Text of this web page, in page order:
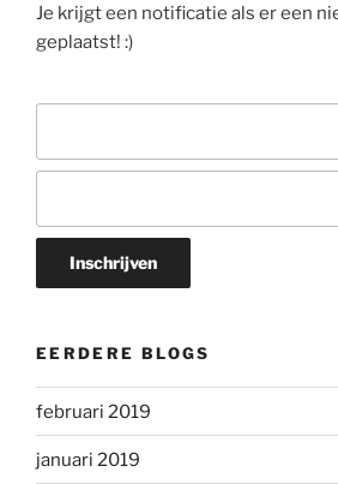
Je krijgt een notificatie als er een
geplaatst! :)
EERDERE BLOGS
februari 2019
januari 2019